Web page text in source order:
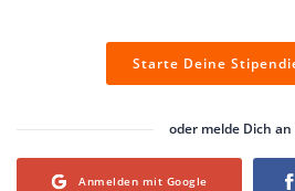
Starte Deine
oder melde Dich an